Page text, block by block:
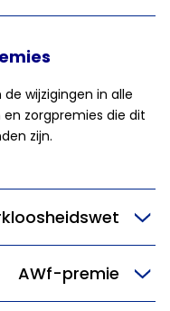
wijzigingen in alle
zorgpremies die dit
zijn.
AWf-premie